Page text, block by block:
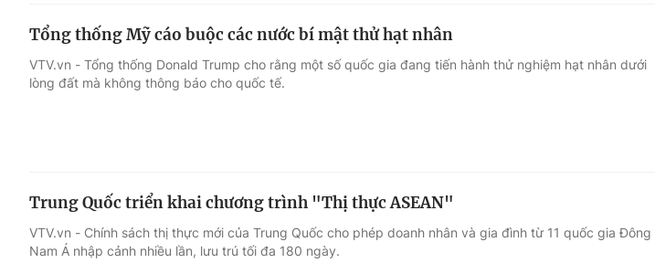
Điện ảnh
Âm nhạc
Sao
Du lịch
Làm đẹp
Chất lượng cuộc sống
Học trực tuyến
Tổng thống Mỹ cáo buộc các nước bí mật thử hạt nhân
VTV.vn - Tổng thống Donald Trump cho rằng một số quốc gia đang tiến hành thử nghiệm hạt nhân dưới
lòng đất mà không thông báo cho quốc tế.
Trung Quốc triển khai chương trình "Thị thực ASEAN"
VTV.vn - Chính sách thị thực mới của Trung Quốc cho phép doanh nhân và gia đình từ 11 quốc gia Đông
Nam Á nhập cảnh nhiều lần, lưu trú tối đa 180 ngày.